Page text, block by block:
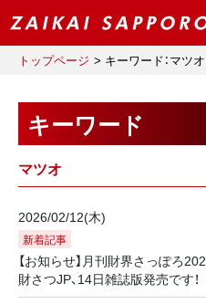
トップページ キーワード：マツオ
キーワード
マツオ
2026/02/12(木)
新着記事
【お知らせ】月刊財界さっぽろ
財さつJP、14日雑誌版発売です！